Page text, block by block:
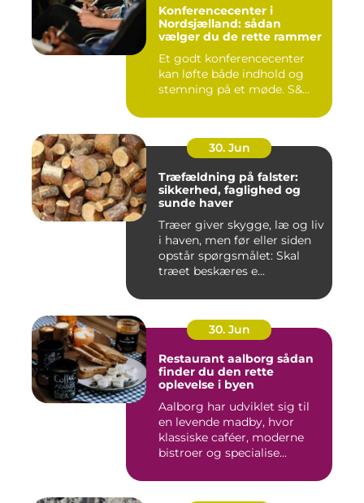
Konferencecenter i
Nordsjælland: sådan
vælger du de rette rammer
Et godt konferencecenter
kan løfte både indhold og
stemning på et møde. S&...
30. Jun
Træfældning på falster:
sikkerhed, faglighed og
sunde haver
Træer giver skygge, læ og liv
i haven, men før eller siden
opstår spørgsmålet: Skal
træet beskæres e...
30. Jun
Restaurant aalborg sådan
finder du den rette
oplevelse i byen
Aalborg har udviklet sig til
en levende madby, hvor
klassiske caféer, moderne
bistroer og specialise...